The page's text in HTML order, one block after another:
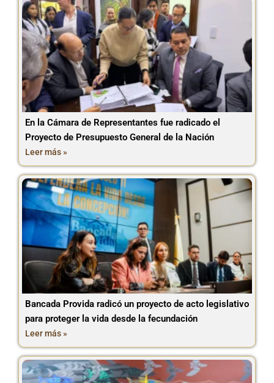
En la Cámara de Representantes fue radicado el
Proyecto de Presupuesto General de la Nación
Leer más »
Bancada Provida radicó un proyecto de acto legislativo
para proteger la vida desde la fecundación
Leer más »